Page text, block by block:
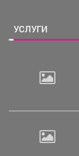
УСЛУГИ